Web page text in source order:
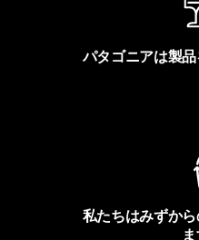
パタゴニアは製品
私たちはみずか
ま